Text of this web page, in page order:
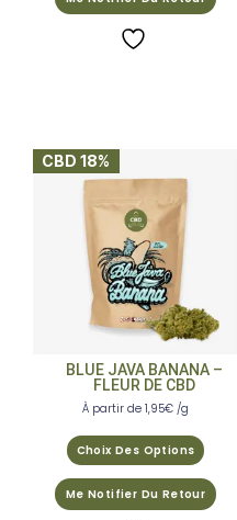
CBD 18%
BLUE JAVA BANANA –
FLEUR DE CBD
À partir de 1,95€ /g
Choix Des Options
Me Notifier Du Retour